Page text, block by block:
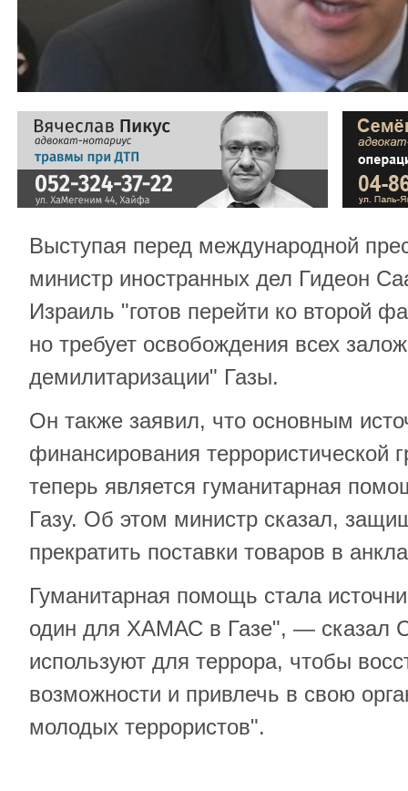
Выступая перед международной
министр иностранных дел Гидеон
Израиль "готов перейти ко второй
но требует освобождения всех
демилитаризации" Газы.
Он также заявил, что основным
финансирования террористической
теперь является гуманитарная
Газу. Об этом министр сказал,
прекратить поставки товаров в
Гуманитарная помощь стала
один для ХАМАС в Газе", — сказал
используют для террора, чтобы
возможности и привлечь в свою
молодых террористов".